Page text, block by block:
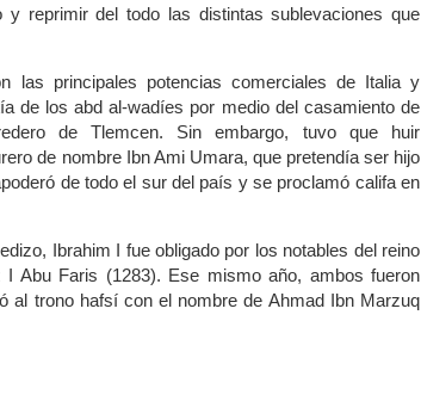
reprimir del todo las distintas sublevaciones que
las principales potencias comerciales de Italia y
de los abd al-wadíes por medio del casamiento de
de Tlemcen. Sin embargo, tuvo que huir
de nombre Ibn Ami Umara, que pretendía ser hijo
de todo el sur del país y se proclamó califa en
Ibrahim I fue obligado por los notables del reino
Abu Faris (1283). Ese mismo año, ambos fueron
al trono hafsí con el nombre de Ahmad Ibn Marzuq